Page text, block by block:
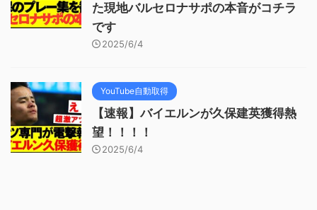
た現地バルセロナサポの本音がコチラ
です
2025/6/4
YouTube自動取得
【速報】バイエルンが久保建英獲得熱
望！！！！
2025/6/4